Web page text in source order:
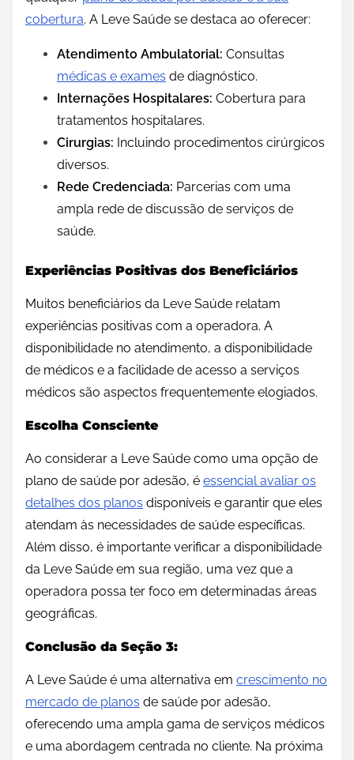
cobertura. A Leve Saúde se destaca ao oferecer:
Atendimento Ambulatorial: Consultas
médicas e exames de diagnóstico.
Internações Hospitalares: Cobertura para
tratamentos hospitalares.
Cirurgias: Incluindo procedimentos cirúrgicos
diversos.
Rede Credenciada: Parcerias com uma
ampla rede de discussão de serviços de
saúde.
Experiências Positivas dos Beneficiários
Muitos beneficiários da Leve Saúde relatam
experiências positivas com a operadora. A
disponibilidade no atendimento, a disponibilidade
de médicos e a facilidade de acesso a serviços
médicos são aspectos frequentemente elogiados.
Escolha Consciente
Ao considerar a Leve Saúde como uma opção de
plano de saúde por adesão, é essencial avaliar os
detalhes dos planos disponíveis e garantir que eles
atendam às necessidades de saúde específicas.
Além disso, é importante verificar a disponibilidade
da Leve Saúde em sua região, uma vez que a
operadora possa ter foco em determinadas áreas
geográficas.
Conclusão da Seção 3:
A Leve Saúde é uma alternativa em crescimento no
mercado de planos de saúde por adesão,
oferecendo uma ampla gama de serviços médicos
e uma abordagem centrada no cliente. Na próxima